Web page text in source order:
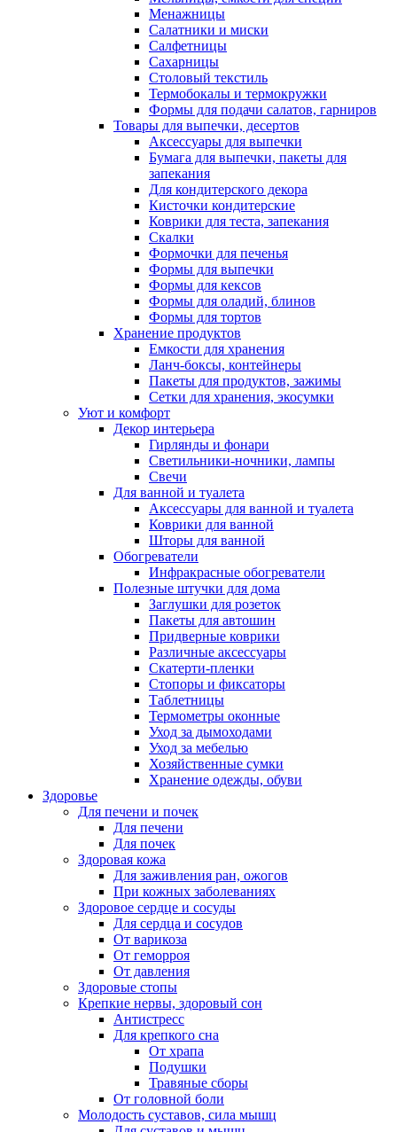
Менажницы
Салатники и миски
Салфетницы
Сахарницы
Столовый текстиль
Термобокалы и термокружки
Формы для подачи салатов, гарниров
Товары для выпечки, десертов
Аксессуары для выпечки
Бумага для выпечки, пакеты для
запекания
Для кондитерского декора
Кисточки кондитерские
Коврики для теста, запекания
Скалки
Формочки для печенья
Формы для выпечки
Формы для кексов
Формы для оладий, блинов
Формы для тортов
Хранение продуктов
Емкости для хранения
Ланч-боксы, контейнеры
Пакеты для продуктов, зажимы
Сетки для хранения, экосумки
Уют и комфорт
Декор интерьера
Гирлянды и фонари
Светильники-ночники, лампы
Свечи
Для ванной и туалета
Аксессуары для ванной и туалета
Коврики для ванной
Шторы для ванной
Обогреватели
Инфракрасные обогреватели
Полезные штучки для дома
Заглушки для розеток
Пакеты для автошин
Придверные коврики
Различные аксессуары
Скатерти-пленки
Стопоры и фиксаторы
Таблетницы
Термометры оконные
Уход за дымоходами
Уход за мебелью
Хозяйственные сумки
Хранение одежды, обуви
Здоровье
Для печени и почек
Для печени
Для почек
Здоровая кожа
Для заживления ран, ожогов
При кожных заболеваниях
Здоровое сердце и сосуды
Для сердца и сосудов
От варикоза
От геморроя
От давления
Здоровые стопы
Крепкие нервы, здоровый сон
Антистресс
Для крепкого сна
От храпа
Подушки
Травяные сборы
От головной боли
Молодость суставов, сила мышц